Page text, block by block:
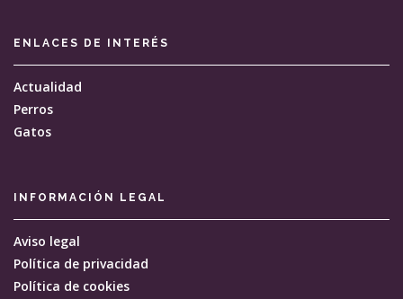
ENLACES DE INTERÉS
Actualidad
Perros
Gatos
INFORMACIÓN LEGAL
Aviso legal
Política de privacidad
Política de cookies